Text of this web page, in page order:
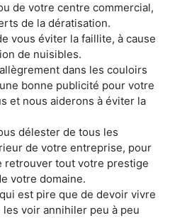
de votre centre commercial,
de la dératisation.
vous éviter la faillite, à cause
de nuisibles.
dans les couloirs
bonne publicité pour votre
et nous aiderons à éviter la
délester de tous les
de votre entreprise, pour
retrouver tout votre prestige
votre domaine.
est pire que de devoir vivre
voir annihiler peu à peu